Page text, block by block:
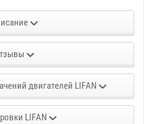
двигателей LIFAN
LIFAN